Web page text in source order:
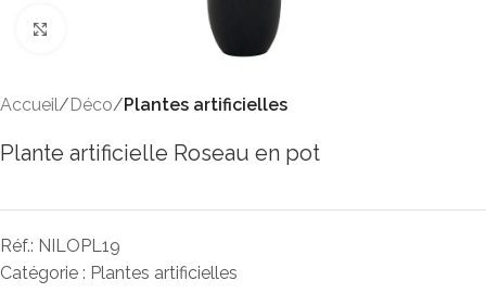
Accueil Déco Plantes artificielles
Plante artificielle Roseau en pot
Réf.: NILOPL19
Catégorie : Plantes artificielles